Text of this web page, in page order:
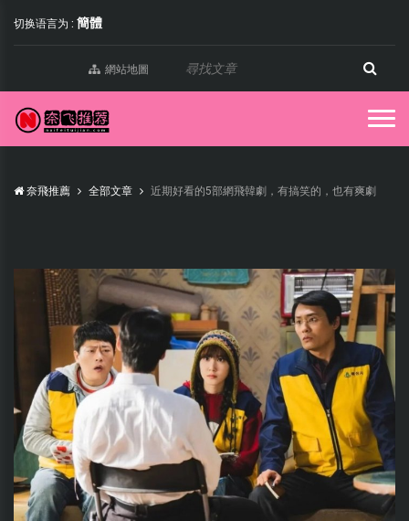
切换语言为 : 簡體
網站地圖
奈飛推薦 全部文章 近期好看的5部網飛韓劇，有搞笑的，也有爽劇